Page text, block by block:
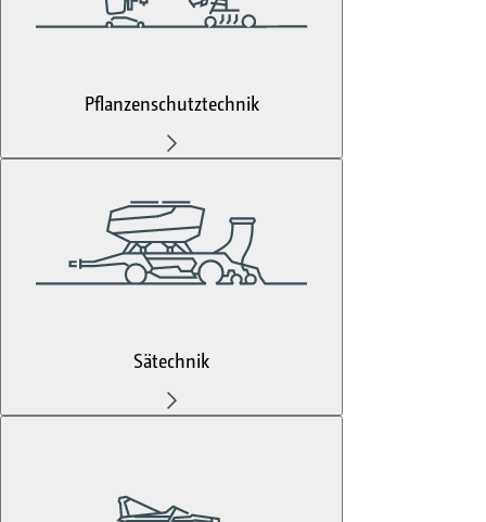
Pflanzenschutztechnik
Sätechnik